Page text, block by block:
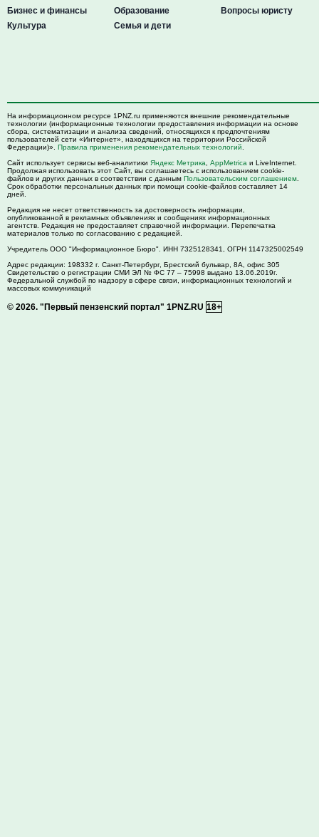
Бизнес и финансы
Культура
Образование
Семья и дети
Вопросы юристу
На информационном ресурсе 1PNZ.ru применяются внешние рекомендательные
технологии (информационные технологии предоставления информации на основе
сбора, систематизации и анализа сведений, относящихся к предпочтениям
пользователей сети «Интернет», находящихся на территории Российской
Федерации)». Правила применения рекомендательных технологий
Сайт использует сервисы веб-аналитики Яндекс Метрика AppMetrica и LiveInternet.
Продолжая использовать этот Сайт, вы соглашаетесь с использованием cookie-
файлов и других данных в соответствии с данным Пользовательским соглашением
Срок обработки персональных данных при помощи cookie-файлов составляет 14
дней.
Редакция не несет ответственность за достоверность информации,
опубликованной в рекламных объявлениях и сообщениях информационных
агентств. Редакция не предоставляет справочной информации. Перепечатка
материалов только по согласованию с редакцией.
Учредитель ООО "Информационное Бюро". ИНН 7325128341, ОГРН 1147325002549
Адрес редакции: 198332 г. Санкт-Петербург, Брестский бульвар, 8А, офис 305
Свидетельство о регистрации СМИ ЭЛ № ФС 77 – 75998 выдано 13.06.2019г.
Федеральной службой по надзору в сфере связи, информационных технологий и
массовых коммуникаций
© 2026. "Первый пензенский портал" 1PNZ.RU 18+